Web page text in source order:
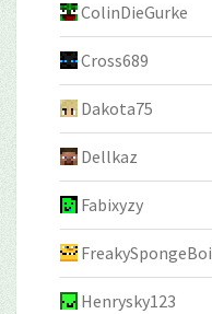
ColinDieGurke
Cross689
Dakota75
Dellkaz
Fabixyzy
FreakySpongeBoi
Henrysky123